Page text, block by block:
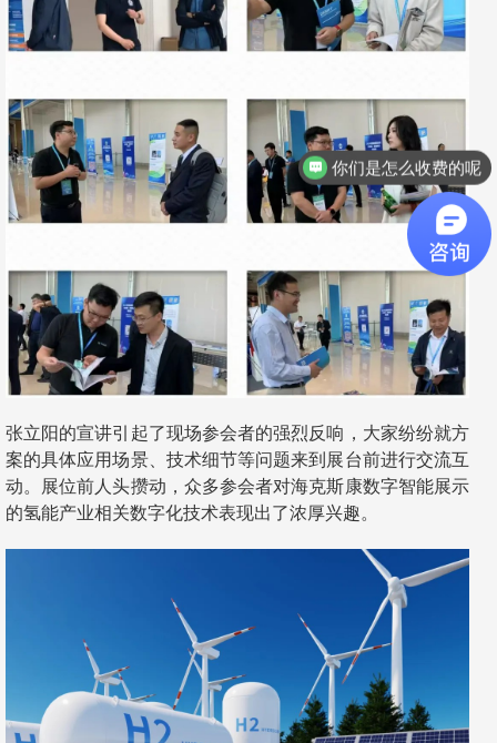
张立阳的宣讲引起了现场参会者的强烈反响，大家纷纷就方
案的具体应用场景、技术细节等问题来到展台前进行交流互
动。展位前人头攒动，众多参会者对海克斯康数字智能展示
的氢能产业相关数字化技术表现出了浓厚兴趣。
你们是怎么收费的呢